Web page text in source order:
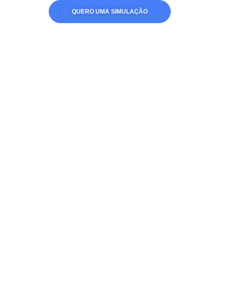
QUERO UMA SIMULAÇÃO